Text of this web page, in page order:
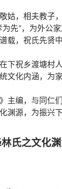
姑，相夫教子
为先”，为外公
载，祝氏先贤
下祝乡渡塘村
文化内涵，为家
主编，与同仁
渊源，为振兴下
氏之文化